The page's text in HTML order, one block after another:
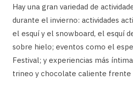
Hay una gran variedad de
durante el invierno: actividades
el esquí y el snowboard, el esquí
sobre hielo; eventos como el
Festival; y experiencias más
trineo y chocolate caliente frente